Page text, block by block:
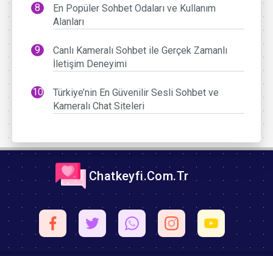
En Popüler Sohbet Odaları ve Kullanım
Alanları
Canlı Kameralı Sohbet ile Gerçek Zamanlı
İletişim Deneyimi
Türkiye’nin En Güvenilir Sesli Sohbet ve
Kameralı Chat Siteleri
Chatkeyfi.Com.Tr